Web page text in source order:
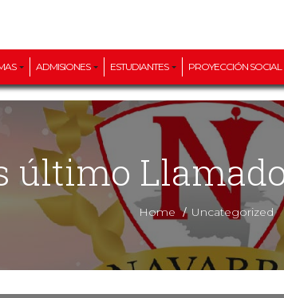
ADMISIONES ESTUDIANTES PROYECCIÓN SOCIAL
último
Home / Uncategorized